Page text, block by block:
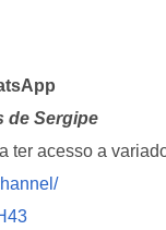
de Sergipe
ter acesso a